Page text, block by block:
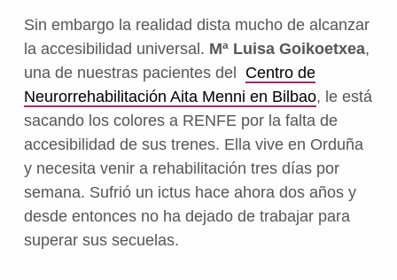
Sin embargo la realidad dista mucho de alcanzar
la accesibilidad universal. Mª Luisa Goikoetxea,
una de nuestras pacientes del Centro de
Neurorrehabilitación Aita Menni en Bilbao, le está
sacando los colores a RENFE por la falta de
accesibilidad de sus trenes. Ella vive en Orduña
y necesita venir a rehabilitación tres días por
semana. Sufrió un ictus hace ahora dos años y
desde entonces no ha dejado de trabajar para
superar sus secuelas.